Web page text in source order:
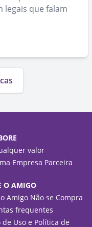
legais que falam
valor
Empresa Parceira
O AMIGO
Amigo Não se Compra
frequentes
de Uso e Política de